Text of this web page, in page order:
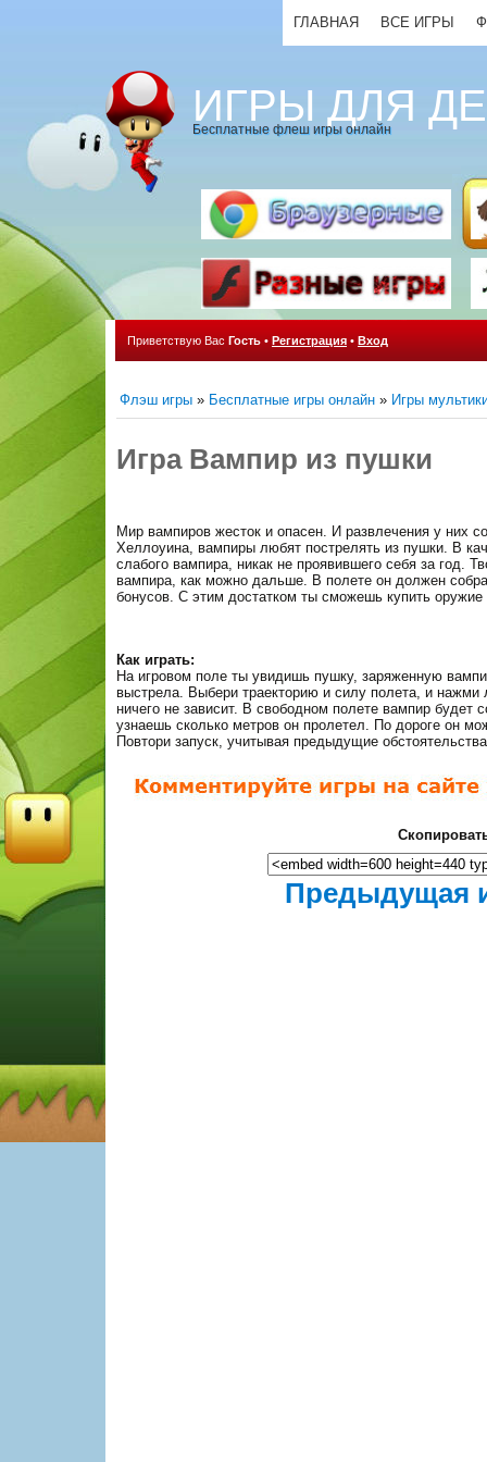
ГЛАВНАЯ ВСЕ ИГРЫ
ИГРЫ ДЛЯ
Бесплатные флеш игры онлайн
Приветствую Вас Гость • Регистрация • Вход
Флэш игры » Бесплатные игры онлайн » Игры
Игра Вампир из пушки
Мир вампиров жесток и опасен. И развлечения у них
Хеллоуина, вампиры любят пострелять из пушки. В
слабого вампира, никак не проявившего себя за год.
вампира, как можно дальше. В полете он должен
бонусов. С этим достатком ты сможешь купить оружие
Как играть:
На игровом поле ты увидишь пушку, заряженную
выстрела. Выбери траекторию и силу полета, и
ничего не зависит. В свободном полете вампир будет
узнаешь сколько метров он пролетел. По дороге он
Повтори запуск, учитывая предыдущие
Предыдущая